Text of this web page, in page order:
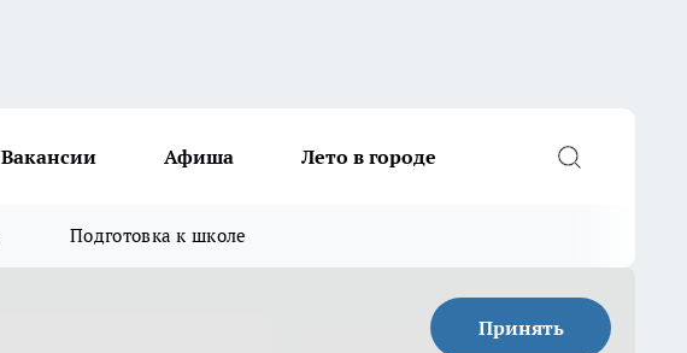
Вакансии Афиша Лето в городе
Подготовка к школе
Принять